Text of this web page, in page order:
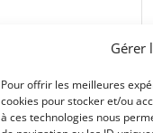
Gérer
Pour offrir les meilleures
cookies pour stocker et/ou
à ces technologies nous